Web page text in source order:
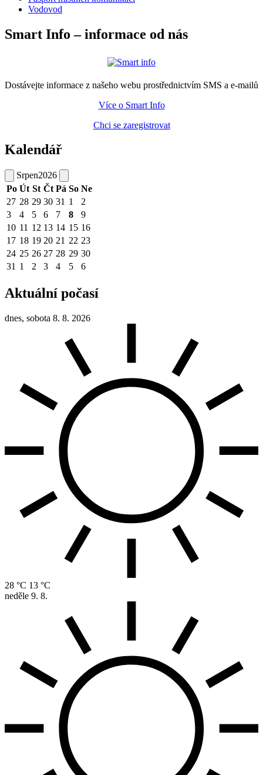
Vodovod
Smart Info – informace od nás
Dostávejte informace z našeho webu prostřednictvím SMS a e-mailů
Více o Smart Info
Chci se zaregistrovat
Kalendář
Srpen2026
Po Út St Čt Pá So Ne
27 28 29 30 31 1
2
3
4 5 6 7 8
9
10 11 12 13 14 15 16
17 18 19 20 21 22 23
24 25 26 27 28 29 30
31 1 2 3 4 5 6
Aktuální počasí
dnes, sobota 8. 8. 2026
28 °C 13 °C
neděle 9. 8.